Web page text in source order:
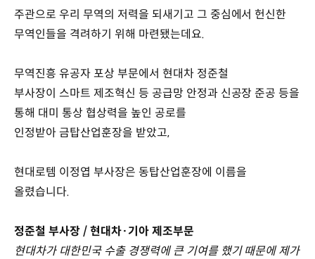
주관으로 우리 무역의 저력을 되새기고 그 중심에서 헌신한
무역인들을 격려하기 위해 마련됐는데요.
무역진흥 유공자 포상 부문에서 현대차 정준철
부사장이 스마트 제조혁신 등 공급망 안정과 신공장 준공 등을
통해 대미 통상 협상력을 높인 공로를
인정받아 금탑산업훈장을 받았고,
현대로템 이정엽 부사장은 동탑산업훈장에 이름을
올렸습니다.
정준철 부사장 / 현대차·기아 제조부문
현대차가 대한민국 수출 경쟁력에 큰 기여를 했기 때문에 제가